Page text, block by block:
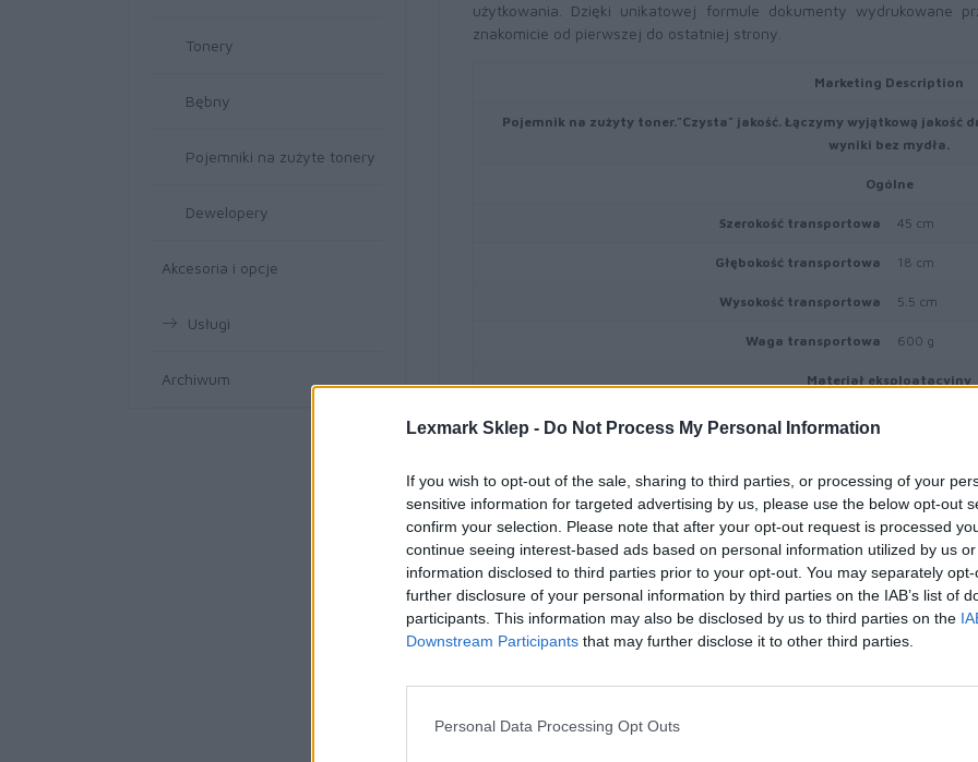
Lexmark Sklep - Do Not Process My Personal Information
If you wish to opt-out of the sale, sharing to third parties, or processing of your
sensitive information for targeted advertising by us, please use the below opt-out
confirm your selection. Please note that after your opt-out request is processed
continue seeing interest-based ads based on personal information utilized by us
information disclosed to third parties prior to your opt-out. You may separately
further disclosure of your personal information by third parties on the IAB’s list of
participants. This information may also be disclosed by us to third parties on the
Downstream Participants that may further disclose it to other third parties.
Personal Data Processing Opt Outs
Tonery
Bębny
Pojemniki na zużyte tonery
Dewelopery
Akcesoria i opcje
Usługi
Archiwum
użytkowania. Dzięki unikatowej formule dokumenty wydrukowane
znakomicie od pierwszej do ostatniej strony.
Marketing Description
Pojemnik na zużyty toner."Czysta" jakość. Łączymy wyjątkową jakość
wyniki bez mydła.
Ogólne
Szerokość transportowa 45 cm
Głębokość transportowa 18 cm
Wysokość transportowa 5.5 cm
Waga transportowa 600 g
Materiał eksploatacyjny
Typ materiału eksploatacyjnego
Uzysk Do 30000
Różne
Typ ceny Lexmark
Informacja o
Kompatybilne z Lexmark